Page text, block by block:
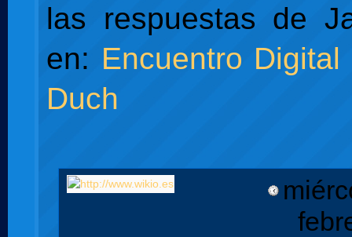
las respuestas de
en: Encuentro
Duch